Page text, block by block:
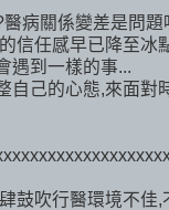
病關係變差是問題
信任感早已降至冰
遇到一樣的事...
自己的心態,來面對
鼓吹行醫環境不佳,